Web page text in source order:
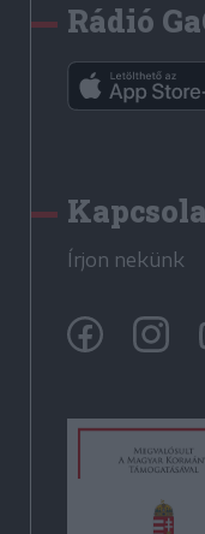
Rádió
Írjon nekünk